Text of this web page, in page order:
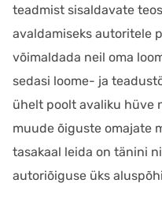
teadmist sisaldavate
avaldamiseks autoritele
võimaldada neil oma
sedasi loome- ja
ühelt poolt avaliku hüve
muude õiguste omajate
tasakaal leida on tänini
autoriõiguse üks